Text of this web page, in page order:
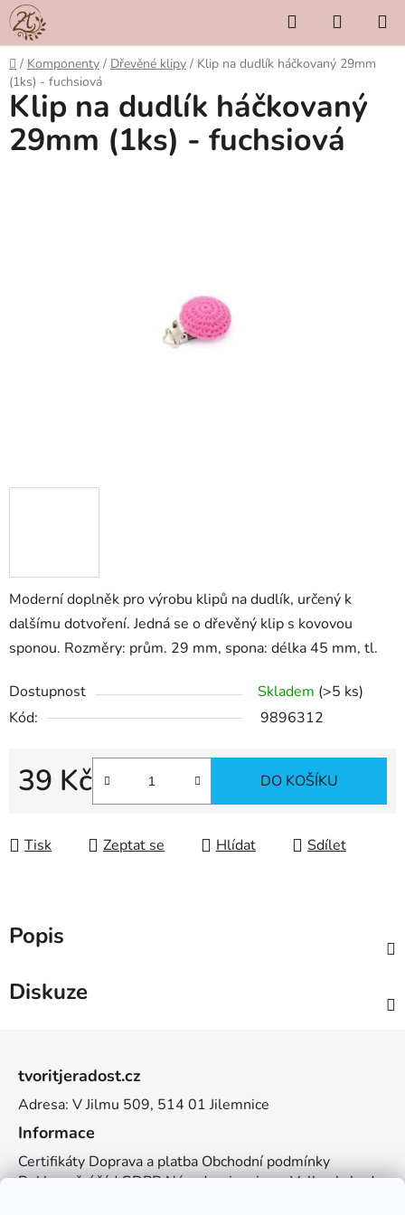
Přejít
na
obsah
Hledat
KOŠÍK
Domů
/ Komponenty / Dřevěné klipy / Klip na dudlík háčkovaný 29mm
(1ks) - fuchsiová
Moderní doplněk pro výrobu klipů na dudlík, určený k
dalšímu dotvoření. Jedná se o dřevěný klip s kovovou
sponou. Rozměry: prům. 29 mm, spona: délka 45 mm, tl.
Dostupnost Skladem (>5 ks)
Kód:
9896312
39 Kč
Měrná cena:
DO KOŠÍKU
Tisk Zeptat se Hlídat Sdílet
Klip na dudlík háčkovaný
29mm (1ks) - fuchsiová
Popis
Diskuze
tvoritjeradost.cz
Adresa: V Jilmu 509, 514 01 Jilemnice
Informace
Certifikáty Doprava a platba Obchodní podmínky
Reklamační řádGDPRNávody a inspiraceVelkoobchod